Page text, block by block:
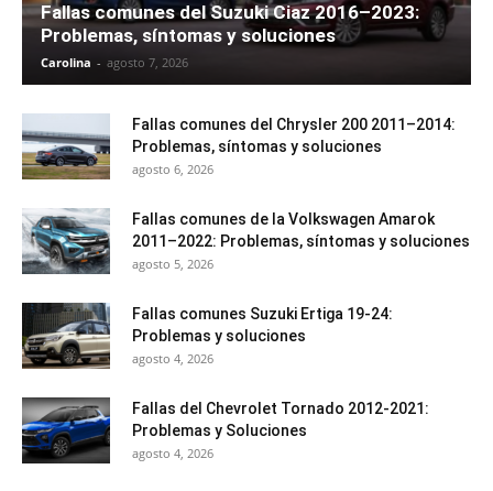
Fallas comunes del Suzuki Ciaz 2016–2023:
Problemas, síntomas y soluciones
Carolina - agosto 7, 2026
Fallas comunes del Chrysler 200 2011–2014:
Problemas, síntomas y soluciones
agosto 6, 2026
Fallas comunes de la Volkswagen Amarok
2011–2022: Problemas, síntomas y soluciones
agosto 5, 2026
Fallas comunes Suzuki Ertiga 19-24:
Problemas y soluciones
agosto 4, 2026
Fallas del Chevrolet Tornado 2012-2021:
Problemas y Soluciones
agosto 4, 2026